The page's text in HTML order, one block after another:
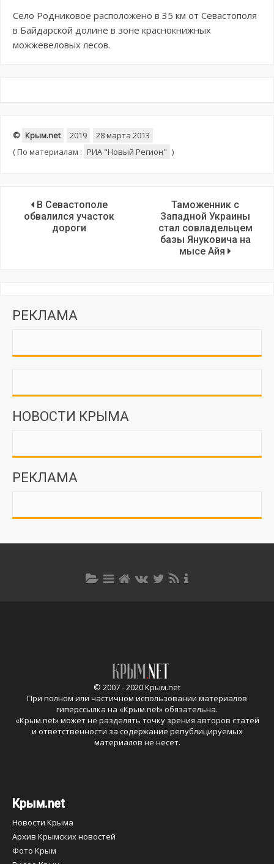
Село Родниковое расположено в 35 км от Севастополя
в Байдарской долине в зоне краснокнижных
можжевеловых лесов.
© Крым.net 2019
28 марта 2013
(По материалам : РИА "Новый Регион" )
В Севастополе
обвалился участок
дороги
Таможенник с
Западной Украины
стал совладельцем
базы Януковича на
мысе Айя
РЕКЛАМА
НОВОСТИ КРЫМА
РЕКЛАМА
© 2007 - 2020 Крым.net
При полном или частичном использовании материалов
гиперссылка на «Крым.net» обязательна.
«Крым.net» может не разделять точку зрения авторов статей
и ответственности за содержание републицируемых
материалов не несет.
Крым.net
Новости Крыма
Архив Крымских новостей
Фото Крым